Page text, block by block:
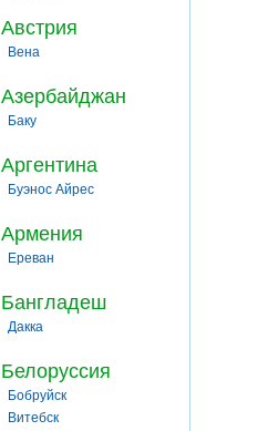
Австрия
Вена
Азербайджан
Баку
Аргентина
Буэнос Айрес
Армения
Ереван
Бангладеш
Дакка
Белоруссия
Бобруйск
Витебск